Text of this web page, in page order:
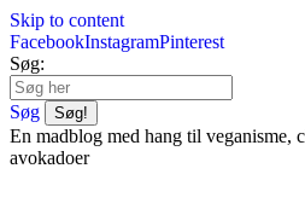
Skip to content
FacebookInstagramPinterest
Søg:
Søg
En madblog med hang til veganisme,
avokadoer